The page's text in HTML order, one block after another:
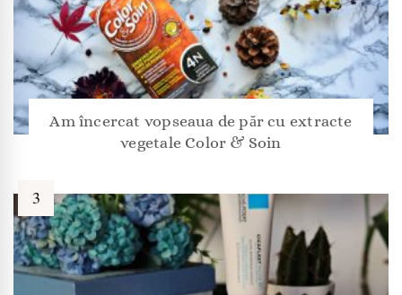
Am încercat vopseaua de păr cu extracte
vegetale Color & Soin